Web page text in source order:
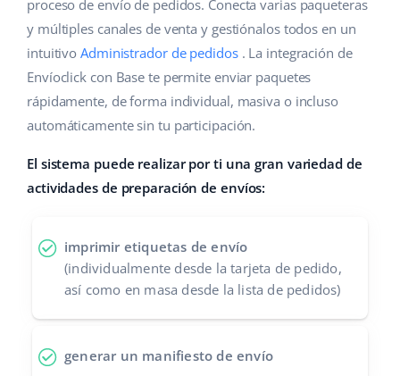
Gestión de envíos
Automatizaciones
Base Connect
IA para e-commerce
Hogar y jardinería
Productos infantiles
Electrónica
Piezas de automóviles
Supermercado
Moda
Ayuda
Base Academy
Blog
Implementación de sistemas
Calculadora de beneficios
english (GB)
english (IN)
deutsch
español (AR)
proceso de envío de pedidos. Conecta varias paqueteras
y múltiples canales de venta y gestiónalos todos en un
intuitivo Administrador de pedidos. La integración de
Envíoclick con Base te permite enviar paquetes
rápidamente, de forma individual, masiva o incluso
automáticamente sin tu participación.
El sistema puede realizar por ti una gran variedad de
actividades de preparación de envíos:
imprimir etiquetas de envío
(individualmente desde la tarjeta de pedido,
así como en masa desde la lista de pedidos)
generar un manifiesto de envío